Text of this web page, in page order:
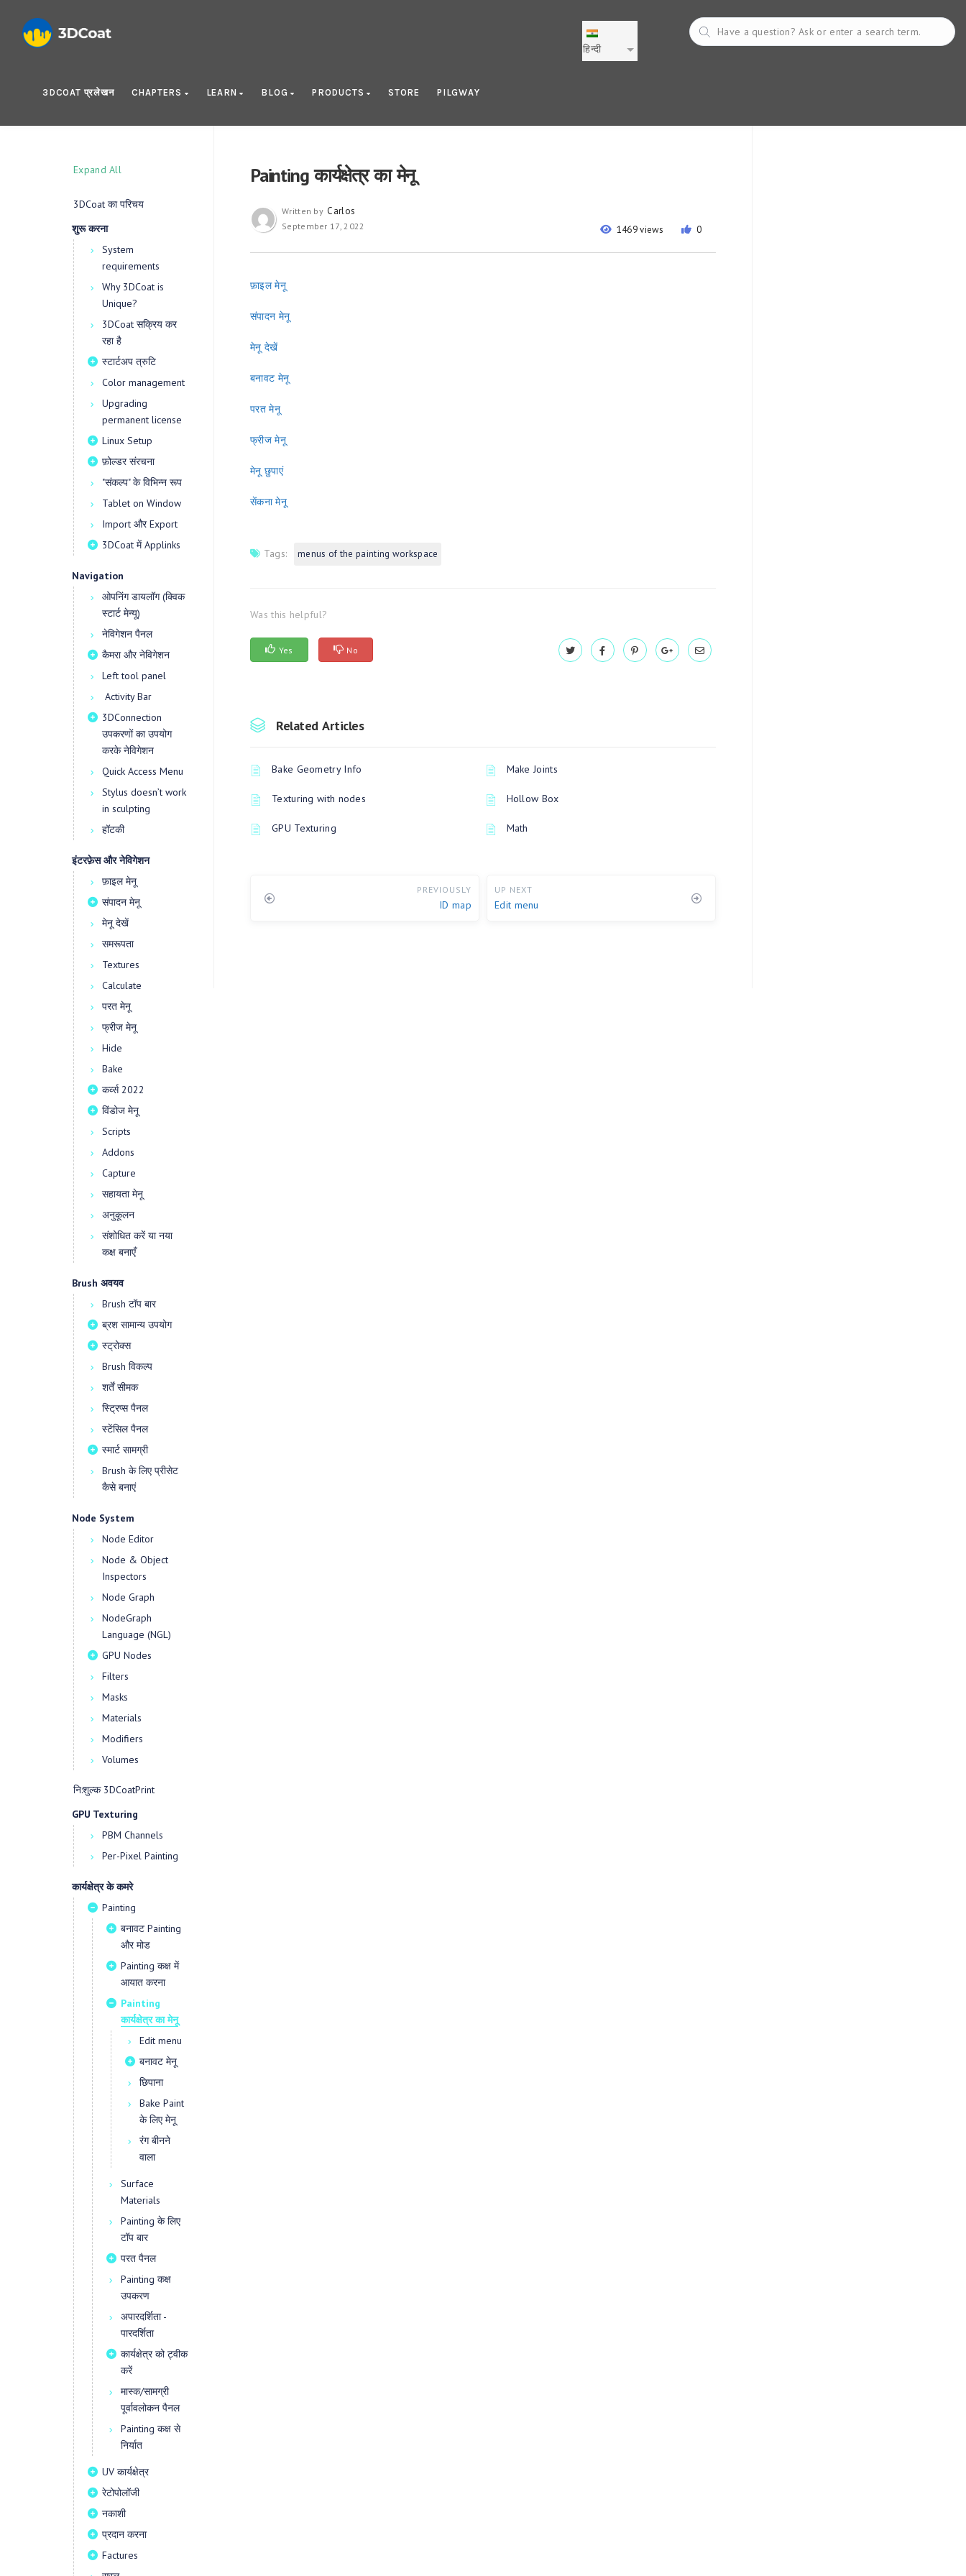
हिन्दी
3DCOAT प्रलेखन CHAPTERS LEARN BLOG PRODUCTS STORE PILGWAY
Expand All
3DCoat का परिचय
शुरू करना
System
requirements
Why 3DCoat is
Unique?
3DCoat सक्रिय कर
रहा है
स्टार्टअप त्रुटि
Color management
Upgrading
permanent license
Linux Setup
फ़ोल्डर संरचना
"संकल्प" के विभिन्न रूप
Tablet on Window
Import और Export
3DCoat में Applinks
Navigation
ओपनिंग डायलॉग (क्विक
स्टार्ट मेन्यू)
नेविगेशन पैनल
कैमरा और नेविगेशन
Left tool panel
Activity Bar
3DConnection
उपकरणों का उपयोग
करके नेविगेशन
Quick Access Menu
Stylus doesn’t work
in sculpting
हॉटकी
इंटरफ़ेस और नेविगेशन
फ़ाइल मेनू
संपादन मेनू
मेनू देखें
समरूपता
Textures
Calculate
परत मेनू
फ्रीज मेनू
Hide
Bake
कर्व्स 2022
विंडोज मेनू
Scripts
Addons
Capture
सहायता मेनू
अनुकूलन
संशोधित करें या नया
कक्ष बनाएँ
Brush अवयव
Brush टॉप बार
ब्रश सामान्य उपयोग
स्ट्रोक्स
Brush विकल्प
शर्तें सीमक
स्ट्रिप्स पैनल
स्टेंसिल पैनल
स्मार्ट सामग्री
Brush के लिए प्रीसेट
कैसे बनाएं
Node System
Node Editor
Node & Object
Inspectors
Node Graph
NodeGraph
Language (NGL)
GPU Nodes
Filters
Masks
Materials
Modifiers
Volumes
नि:शुल्क 3DCoatPrint
GPU Texturing
PBM Channels
Per-Pixel Painting
कार्यक्षेत्र के कमरे
Painting
बनावट Painting
और मोड
Painting कक्ष में
आयात करना
Painting
कार्यक्षेत्र का मेनू
Edit menu
बनावट मेनू
छिपाना
Bake Paint
के लिए मेनू
रंग बीनने
वाला
Surface
Materials
Painting के लिए
टॉप बार
परत पैनल
Painting कक्ष
उपकरण
अपारदर्शिता -
पारदर्शिता
कार्यक्षेत्र को ट्वीक
करें
मास्क/सामग्री
पूर्वावलोकन पैनल
Painting कक्ष से
निर्यात
UV कार्यक्षेत्र
रेटोपोलॉजी
नकाशी
प्रदान करना
Factures
Painting कार्यक्षेत्र का मेनू
1469 views 0
Written by Carlos
September 17, 2022
फ़ाइल मेनू
संपादन मेनू
मेनू देखें
बनावट मेनू
परत मेनू
फ्रीज मेनू
मेनू छुपाएं
सेंकना मेनू
Tags: menus of the painting workspace
Was this helpful?
Yes No
Related Articles
Bake Geometry Info Make Joints
Texturing with nodes Hollow Box
GPU Texturing Math
PREVIOUSLY
ID map
UP NEXT
Edit menu